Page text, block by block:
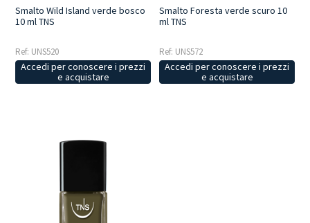
Smalto Wild Island verde bosco
10 ml TNS
Ref: UNS520
Accedi per conoscere i prezzi
e acquistare
Smalto Foresta verde scuro 10
ml TNS
Ref: UNS572
Accedi per conoscere i prezzi
e acquistare